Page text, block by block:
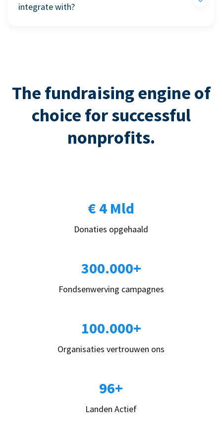
integrate with?
The fundraising engine of
choice for successful
nonprofits.
€ 4 Mld
Donaties opgehaald
300.000+
Fondsenwerving campagnes
100.000+
Organisaties vertrouwen ons
96+
Landen Actief